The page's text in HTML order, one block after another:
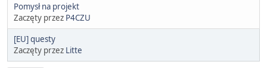
Pomysł na projekt
Zaczęty przez P4CZU
[EU] questy
Zaczęty przez Litte